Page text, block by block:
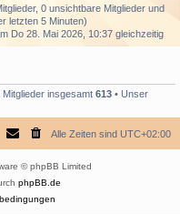
0 unsichtbare Mitglieder und
letzten 5 Minuten)
Do 28. Mai 2026, 10:37 gleichzeitig
Mitglieder insgesamt 613 • Unser
Alle Zeiten sind UTC+02:00
© phpBB Limited
phpBB.de